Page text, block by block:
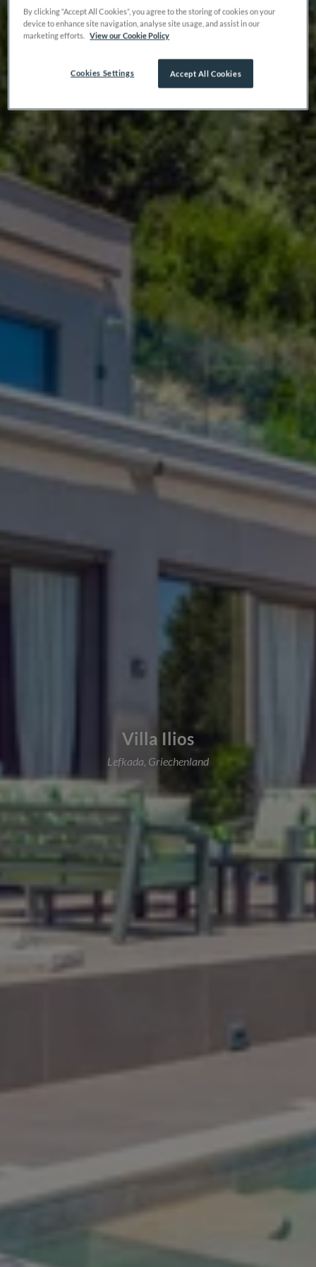
Villa Ilios
Lefkada, Griechenland
By clicking “Accept All Cookies”, you agree to the storing of cookies on your
device to enhance site navigation, analyse site usage, and assist in our
marketing efforts.
View our Cookie Policy
Accept All Cookies
Cookies Settings